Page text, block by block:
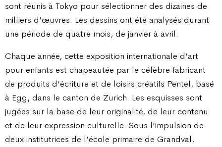
sont réunis à Tokyo pour sélectionner des dizaines de
milliers d’œuvres. Les dessins ont été analysés durant
une période de quatre mois, de janvier à avril.
Chaque année, cette exposition internationale d’art
pour enfants est chapeautée par le célèbre fabricant
de produits d’écriture et de loisirs créatifs Pentel, basé
à Egg, dans le canton de Zurich. Les esquisses sont
jugées sur la base de leur originalité, de leur contenu
et de leur expression culturelle. Sous l’impulsion de
deux institutrices de l’école primaire de Grandval,